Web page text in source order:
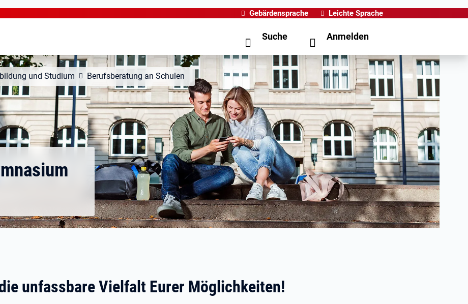
Gebärdensprache Leichte Sprache
Suche Anmelden
und Studium Berufsberatung an Schulen
unfassbare Vielfalt Eurer Möglichkeiten!